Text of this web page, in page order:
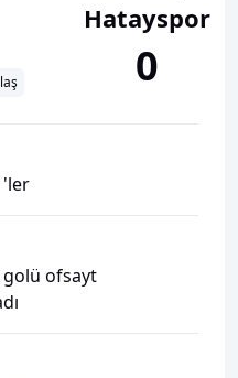
Hatayspor
0
ofsayt